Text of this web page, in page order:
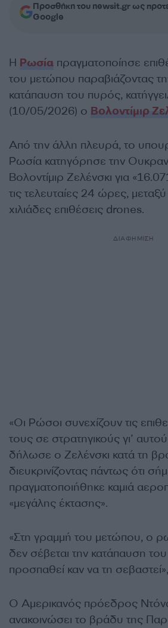
Προσθήκη του newsit.gr ως
Google
Η Ρωσία πραγματοποίησε
του μετώπου παραβιάζοντας
κατάπαυση του πυρός,
(10/05/2026) ο Βολοντίμιρ
Από την άλλη πλευρά, το
Ρωσία κατηγόρησε την
Βολοντίμιρ Ζελένσκι για
τις τελευταίες 24 ώρες,
χιλιάδες επιθέσεις drones.
ΔΙΑΦΗΜΙΣΗ
«Οι Ρώσοι συνεχίζουν τις
τους σε στρατηγικούς γι’
δήλωσε ο Ζελένσκι κατά τη
διευκρινίζοντας πάντως ότι
πραγματοποιήθηκε καμιά
«μεγάλης έκτασης».
«Στη γραμμή του μετώπου, ο
δεν σέβεται την κατάπαυση
προσπαθεί καν να τη
Ο Αμερικανός πρόεδρος
ανακοινώσει το βράδυ της